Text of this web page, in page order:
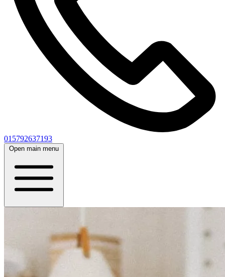
015792637193
Open main menu